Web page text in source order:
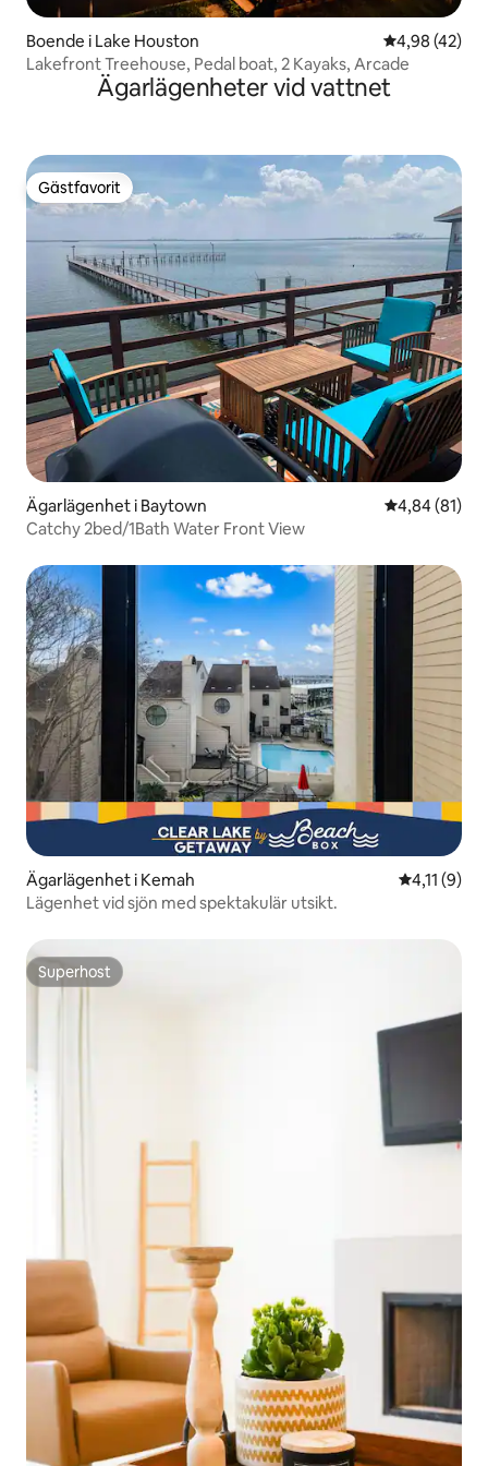
Boende i Lake Houston 4,98 av 5 i
4,98 (42)
Lakefront Treehouse, Pedal boat, 2 Kayaks, Arcade
Ägarlägenheter vid vattnet
Gästfavorit
Gästfavorit
Ägarlägenhet i Baytown 4,84 av 5 i
4,84 (81)
Catchy 2bed/1Bath Water Front View
Ägarlägenhet i Kemah 4,11 av 5 i
4,11 (9)
Lägenhet vid sjön med spektakulär utsikt.
Superhost
Superhost